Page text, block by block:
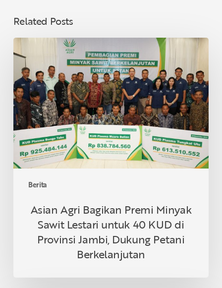
Related Posts
Berita
Asian
Agri
Bagikan
Premi
Minyak
Sawit
Lestari
untuk
40
KUD
di
Provinsi
Dukung
Petani
Berkelanjutan
Asian Agri Bagikan Premi Minyak
Sawit Lestari untuk 40 KUD di
Provinsi Jambi, Dukung Petani
Berkelanjutan